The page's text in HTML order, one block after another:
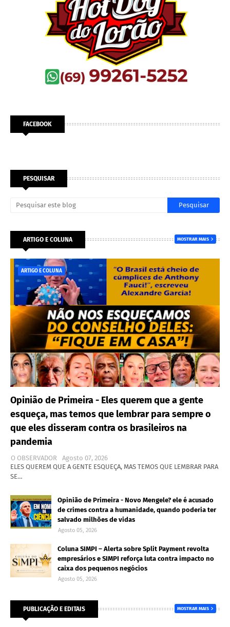
FACEBOOK
PESQUISAR
ARTIGO E COLUNA MOSTRAR MAIS
ARTIGO E COLUNA
Opinião de Primeira - Eles querem que a gente
esqueça, mas temos que lembrar para sempre o
que eles disseram contra os brasileiros na
pandemia
O OBSERVADOR
Agosto 07, 2026
ELES QUEREM QUE A GENTE ESQUEÇA, MAS TEMOS QUE LEMBRAR PARA
SE…
Opinião de Primeira - Novo Mengele? ele é acusado
de crimes contra a humanidade, quando poderia ter
salvado milhões de vidas
Agosto 05, 2026
Coluna SIMPI – Alerta sobre Split Payment revolta
empresários e SIMPI reforça luta contra impacto no
caixa dos pequenos negócios
Agosto 05, 2026
PUBLICAÇÃO E EDITAIS MOSTRAR MAIS